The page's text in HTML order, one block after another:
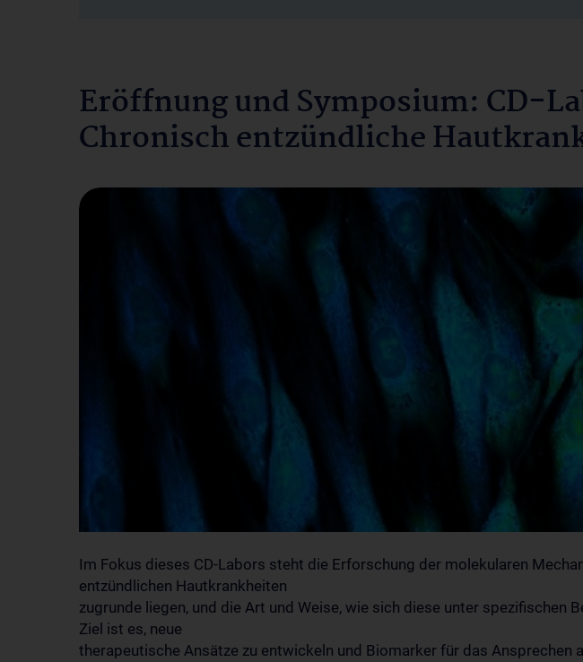
Eröffnung und Symposium: CD-
Chronisch entzündliche
Im Fokus dieses CD-Labors steht die Erforschung der molekularen
entzündlichen Hautkrankheiten
zugrunde liegen, und die Art und Weise, wie sich diese unter spezifischen
Ziel ist es, neue
therapeutische Ansätze zu entwickeln und Biomarker für das Ansprechen